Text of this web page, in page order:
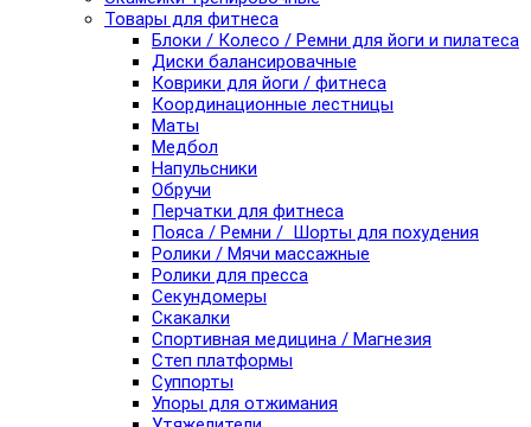
Товары для фитнеса
Блоки / Колесо / Ремни для йоги и пилатеса
Диски балансировачные
Коврики для йоги / фитнеса
Координационные лестницы
Маты
Медбол
Напульсники
Обручи
Перчатки для фитнеса
Пояса / Ремни / Шорты для похудения
Ролики / Мячи массажные
Ролики для пресса
Секундомеры
Скакалки
Спортивная медицина / Магнезия
Степ платформы
Суппорты
Упоры для отжимания